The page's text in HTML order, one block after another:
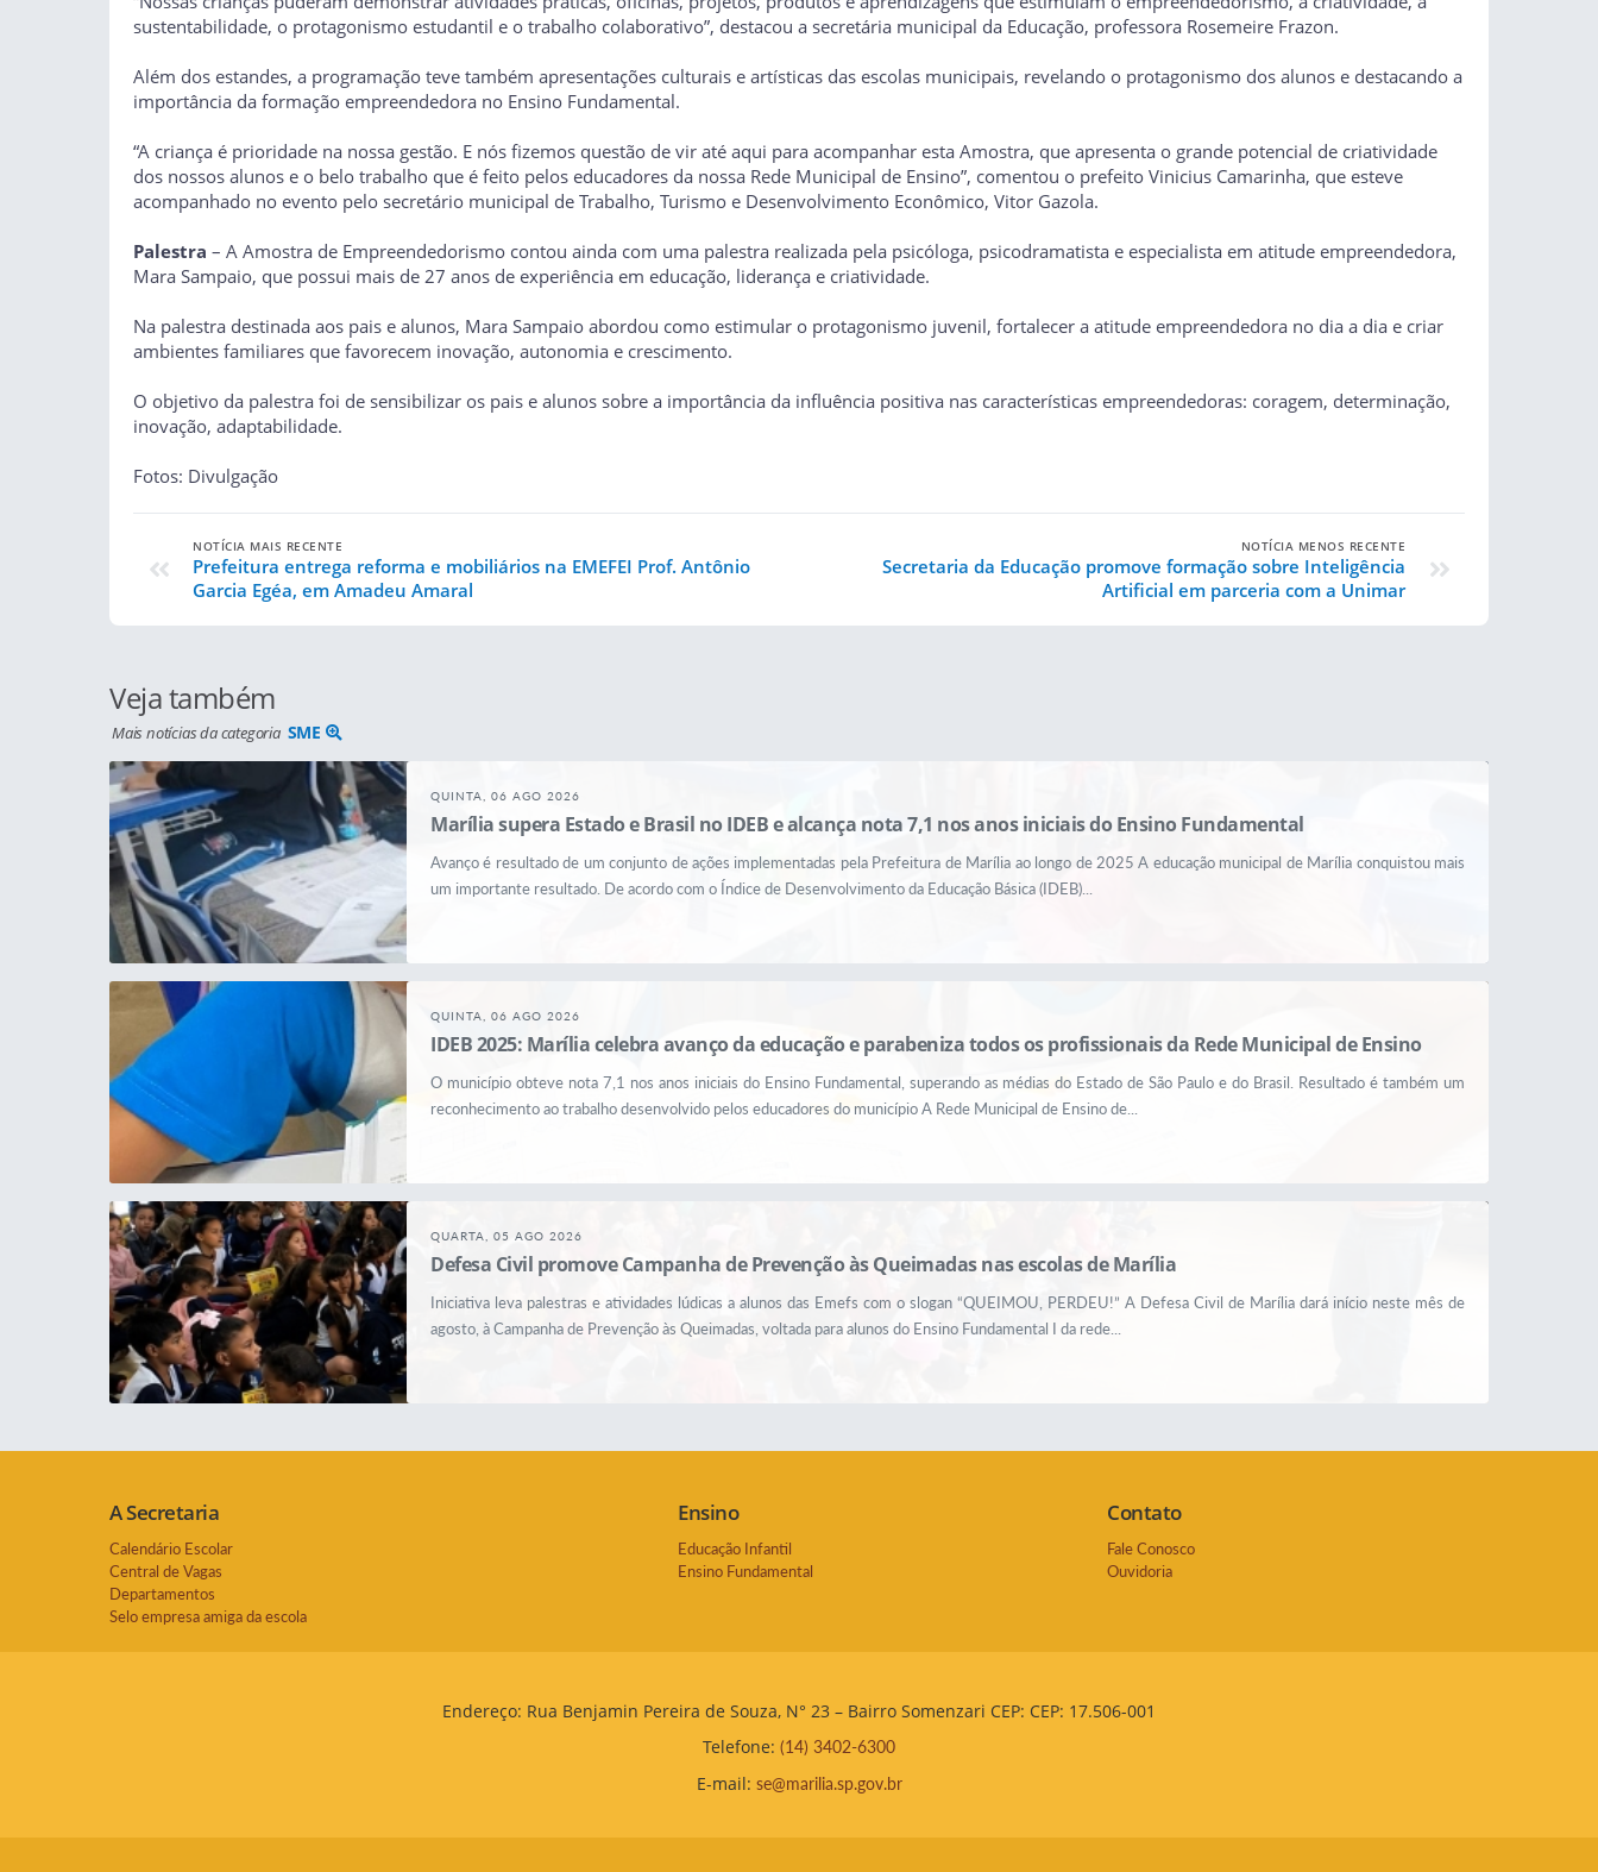
sustentabilidade, o protagonismo estudantil e o trabalho colaborativo”, destacou a secretária municipal da Educação, professora Rosemeire Frazon.
Além dos estandes, a programação teve também apresentações culturais e artísticas das escolas municipais, revelando o protagonismo dos alunos e destacando a
importância da formação empreendedora no Ensino Fundamental.
“A criança é prioridade na nossa gestão. E nós fizemos questão de vir até aqui para acompanhar esta Amostra, que apresenta o grande potencial de criatividade
dos nossos alunos e o belo trabalho que é feito pelos educadores da nossa Rede Municipal de Ensino”, comentou o prefeito Vinicius Camarinha, que esteve
acompanhado no evento pelo secretário municipal de Trabalho, Turismo e Desenvolvimento Econômico, Vitor Gazola.
Palestra – A Amostra de Empreendedorismo contou ainda com uma palestra realizada pela psicóloga, psicodramatista e especialista em atitude empreendedora,
Mara Sampaio, que possui mais de 27 anos de experiência em educação, liderança e criatividade.
Na palestra destinada aos pais e alunos, Mara Sampaio abordou como estimular o protagonismo juvenil, fortalecer a atitude empreendedora no dia a dia e criar
ambientes familiares que favorecem inovação, autonomia e crescimento.
O objetivo da palestra foi de sensibilizar os pais e alunos sobre a importância da influência positiva nas características empreendedoras: coragem, determinação,
inovação, adaptabilidade.
Fotos: Divulgação
NOTÍCIA MAIS RECENTE
Prefeitura entrega reforma e mobiliários na EMEFEI Prof. Antônio
Garcia Egéa, em Amadeu Amaral
NOTÍCIA MENOS RECENTE
Secretaria da Educação promove formação sobre Inteligência
Artificial em parceria com a Unimar
Veja também
Mais notícias da categoria SME
QUINTA, 06 AGO 2026
Marília supera Estado e Brasil no IDEB e alcança nota 7,1 nos anos iniciais do Ensino Fundamental
Avanço é resultado de um conjunto de ações implementadas pela Prefeitura de Marília ao longo de 2025 A educação municipal de Marília conquistou mais
um importante resultado. De acordo com o Índice de Desenvolvimento da Educação Básica (IDEB)...
QUINTA, 06 AGO 2026
IDEB 2025: Marília celebra avanço da educação e parabeniza todos os profissionais da Rede Municipal de Ensino
O município obteve nota 7,1 nos anos iniciais do Ensino Fundamental, superando as médias do Estado de São Paulo e do Brasil. Resultado é também um
reconhecimento ao trabalho desenvolvido pelos educadores do município A Rede Municipal de Ensino de...
QUARTA, 05 AGO 2026
Defesa Civil promove Campanha de Prevenção às Queimadas nas escolas de Marília
Iniciativa leva palestras e atividades lúdicas a alunos das Emefs com o slogan “QUEIMOU, PERDEU!” A Defesa Civil de Marília dará início neste mês de
agosto, à Campanha de Prevenção às Queimadas, voltada para alunos do Ensino Fundamental I da rede...
A Secretaria
Calendário Escolar
Central de Vagas
Departamentos
Selo empresa amiga da escola
Ensino
Educação Infantil
Ensino Fundamental
Contato
Fale Conosco
Ouvidoria
Endereço: Rua Benjamin Pereira de Souza, N° 23 – Bairro Somenzari CEP: CEP: 17.506-001
Telefone: (14) 3402-6300
E-mail: se@marilia.sp.gov.br